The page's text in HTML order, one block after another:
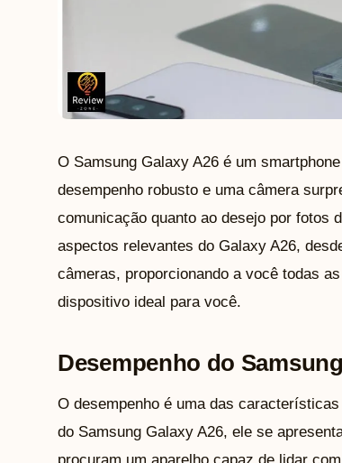
O Samsung Galaxy A26 é um
desempenho robusto e uma câmera
comunicação quanto ao desejo por fotos
aspectos relevantes do Galaxy A26,
câmeras, proporcionando a você todas
dispositivo ideal para você.
Desempenho do
O desempenho é uma das
do Samsung Galaxy A26, ele se